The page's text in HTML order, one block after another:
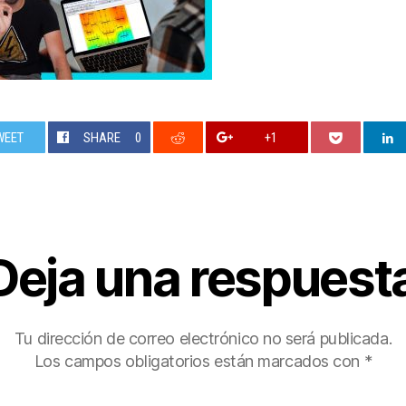
SHARE 0 +1
una
Tu dirección de correo electrónico no será publicada.
Los campos obligatorios están marcados con *